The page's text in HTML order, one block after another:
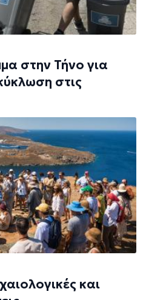
στην Τήνο για
στις
και